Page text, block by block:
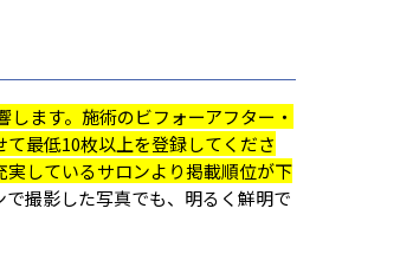
ます。施術のビフォーアフター・
最低10枚以上を登録してくださ
しているサロンより掲載順位が下
で撮影した写真でも、明るく鮮明で